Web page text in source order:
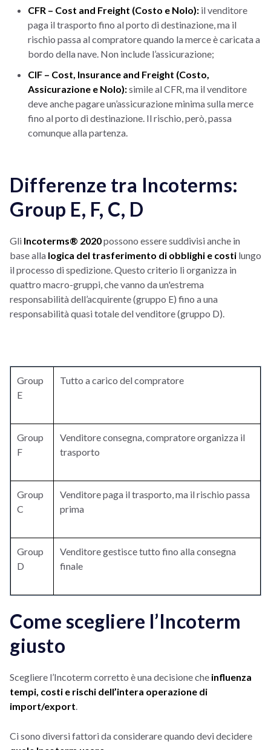
CFR – Cost and Freight (Costo e Nolo): il venditore
paga il trasporto fino al porto di destinazione, ma il
rischio passa al compratore quando la merce è caricata a
bordo della nave. Non include l’assicurazione;
CIF – Cost, Insurance and Freight (Costo,
Assicurazione e Nolo):simile al CFR, ma il venditore
deve anche pagare un’assicurazione minima sulla merce
fino al porto di destinazione. Il rischio, però, passa
comunque alla partenza.
Differenze tra Incoterms:
Group E, F, C, D
Gli Incoterms® 2020possono essere suddivisi anche in
base alla logica del trasferimento di obblighi e costi lungo
il processo di spedizione. Questo criterio li organizza in
quattro macro-gruppi, che vanno da un'estrema
responsabilità dell’acquirente (gruppo E) fino a una
responsabilità quasi totale del venditore (gruppo D).
Group
E
Tutto a carico del compratore
Group
F
Venditore consegna, compratore organizza il
trasporto
Group
C
Venditore paga il trasporto, ma il rischio passa
prima
Group
D
Venditore gestisce tutto fino alla consegna
finale
Come scegliere l’Incoterm
giusto
Scegliere l’Incoterm corretto è una decisione che influenza
tempi, costi e rischi dell’intera operazione di
import/export.
Ci sono diversi fattori da considerare quando devi decidere